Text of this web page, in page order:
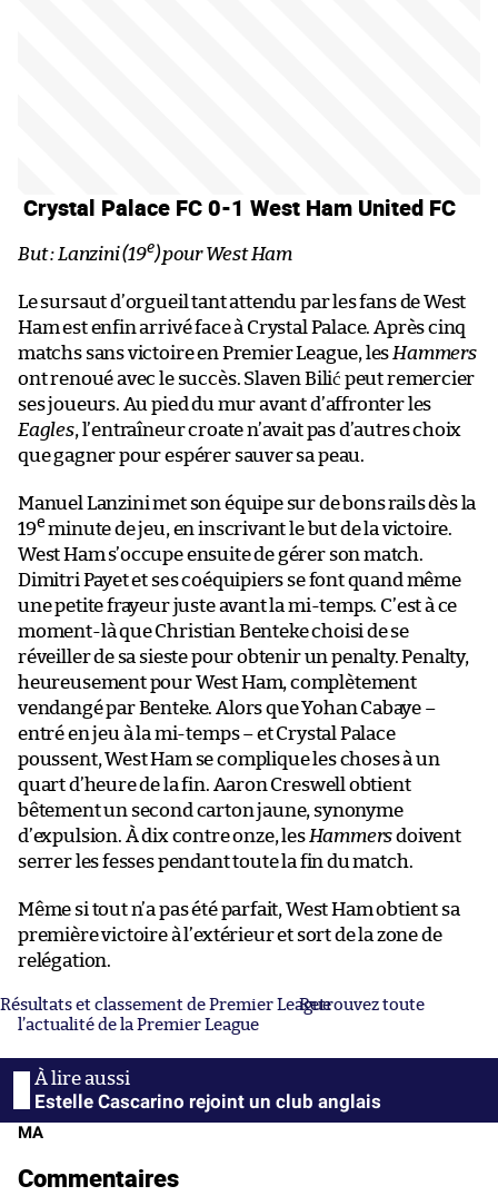
Crystal Palace FC 0-1 West Ham United FC
But : Lanzini (19e) pour West Ham
Le sursaut d’orgueil tant attendu par les fans de West
Ham est enfin arrivé face à Crystal Palace. Après cinq
matchs sans victoire en Premier League, les Hammers
ont renoué avec le succès. Slaven Bilić peut remercier
ses joueurs. Au pied du mur avant d’affronter les
Eagles, l’entraîneur croate n’avait pas d’autres choix
que gagner pour espérer sauver sa peau.
Manuel Lanzini met son équipe sur de bons rails dès la
19e minute de jeu, en inscrivant le but de la victoire.
West Ham s’occupe ensuite de gérer son match.
Dimitri Payet et ses coéquipiers se font quand même
une petite frayeur juste avant la mi-temps. C’est à ce
moment-là que Christian Benteke choisi de se
réveiller de sa sieste pour obtenir un penalty. Penalty,
heureusement pour West Ham, complètement
vendangé par Benteke. Alors que Yohan Cabaye –
entré en jeu à la mi-temps – et Crystal Palace
poussent, West Ham se complique les choses à un
quart d’heure de la fin. Aaron Creswell obtient
bêtement un second carton jaune, synonyme
d’expulsion. À dix contre onze, les Hammersdoivent
serrer les fesses pendant toute la fin du match.
Même si tout n’a pas été parfait, West Ham obtient sa
première victoire à l’extérieur et sort de la zone de
relégation.
Résultats et classement de Premier LeagueRetrouvez toute
l’actualité de la Premier League
Estelle Cascarino rejoint un club anglais
MA
Commentaires